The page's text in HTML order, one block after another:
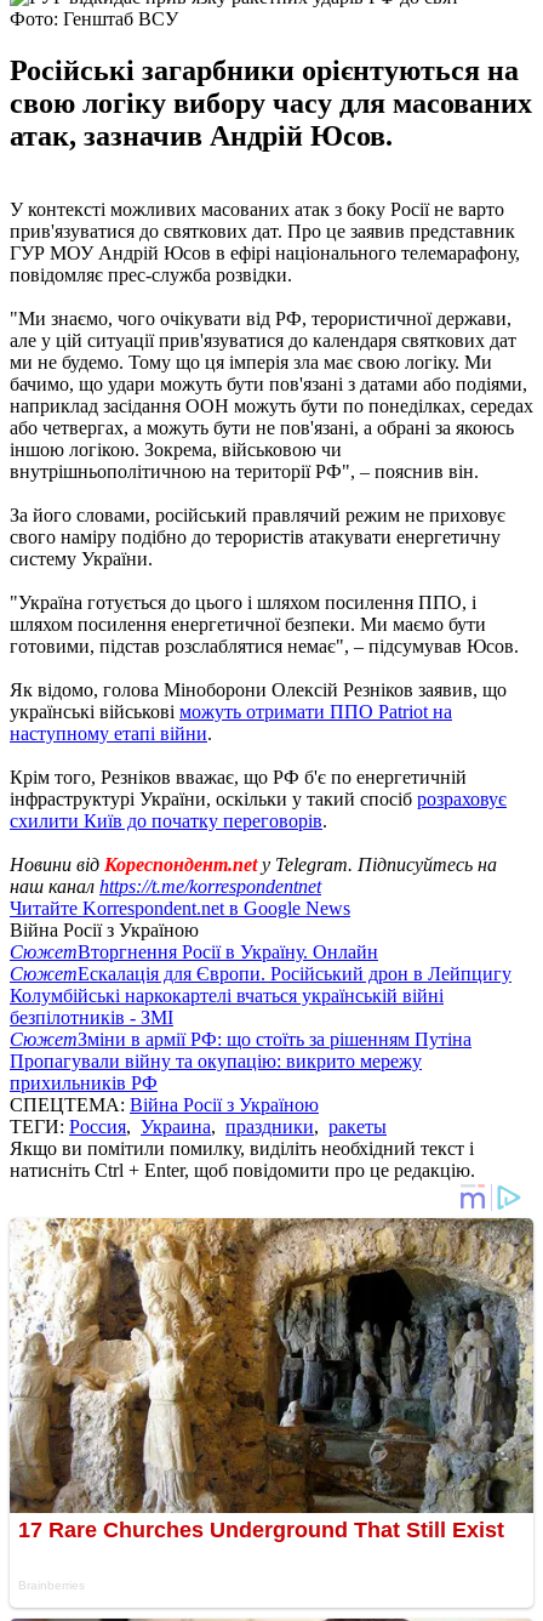
Фото: Генштаб ВСУ
Російські загарбники орієнтуються на
свою логіку вибору часу для масованих
атак, зазначив Андрій Юсов.
У контексті можливих масованих атак з боку Росії не варто
прив'язуватися до святкових дат. Про це заявив представник
ГУР МОУ Андрій Юсов в ефірі національного телемарафону,
повідомляє прес-служба розвідки.
"Ми знаємо, чого очікувати від РФ, терористичної держави,
але у цій ситуації прив'язуватися до календаря святкових дат
ми не будемо. Тому що ця імперія зла має свою логіку. Ми
бачимо, що удари можуть бути пов'язані з датами або подіями,
наприклад засідання ООН можуть бути по понеділках, середах
або четвергах, а можуть бути не пов'язані, а обрані за якоюсь
іншою логікою. Зокрема, військовою чи
внутрішньополітичною на території РФ", – пояснив він.
За його словами, російський правлячий режим не приховує
свого наміру подібно до терористів атакувати енергетичну
систему України.
"Україна готується до цього і шляхом посилення ППО, і
шляхом посилення енергетичної безпеки. Ми маємо бути
готовими, підстав розслаблятися немає", – підсумував Юсов.
Як відомо, голова Міноборони Олексій Резніков заявив, що
українські військові можуть отримати ППО Patriot на
наступному етапі війни.
Крім того, Резніков вважає, що РФ б'є по енергетичній
інфраструктурі України, оскільки у такий спосіб розраховує
схилити Київ до початку переговорів.
Новини від Кореспондент.netу Telegram. Підписуйтесь на
наш канал https://t.me/korrespondentnet
Читайте Korrespondent.net в Google News
Війна Росії з Україною
СюжетВторгнення Росії в Україну. Онлайн
СюжетЕскалація для Європи. Російський дрон в Лейпцигу
Колумбійські наркокартелі вчаться українській війні
безпілотників - ЗМІ
СюжетЗміни в армії РФ: що стоїть за рішенням Путіна
Пропагували війну та окупацію: викрито мережу
прихильників РФ
СПЕЦТЕМА: Війна Росії з Україною
ТЕГИ: Россия, Украина, праздники, ракеты
Якщо ви помітили помилку, виділіть необхідний текст і
натисніть Ctrl + Enter, щоб повідомити про це редакцію.